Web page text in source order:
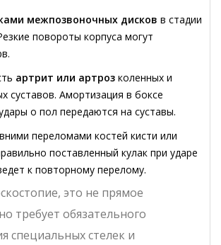
межпозвоночных дисков в стадии
повороты корпуса могут
артрит или артроз коленных и
суставов. Амортизация в боксе
о пол передаются на суставы.
переломами костей кисти или
поставленный кулак при ударе
к повторному перелому.
это не прямое
требует обязательного
специальных стелек и